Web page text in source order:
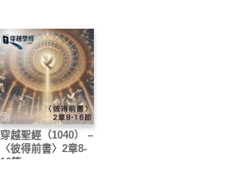
穿越聖經（1040） –
〈彼得前書〉2章8-
16節